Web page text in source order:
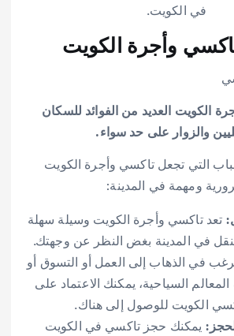
في الكويت.
وأجرة الكويت
الكويت العديد من الفوائد للسكان
والزوار على حد سواء.
التي تجعل تاكسي وأجرة الكويت
ومهمة في المدينة:
تعد تاكسي وأجرة الكويت وسيلة سهلة
في المدينة بغض النظر عن وجهتك.
في الذهاب إلى العمل أو التسوق أو
السياحية، يمكنك الاعتماد على
الكويت للوصول إلى هناك.
يمكنك حجز تاكسي في الكويت